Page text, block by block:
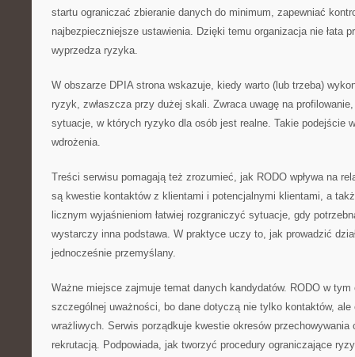
startu ograniczać zbieranie danych do minimum, zapewniać
najbezpieczniejsze ustawienia. Dzięki temu organizacja nie łata
wyprzedza ryzyka.
W obszarze DPIA strona wskazuje, kiedy warto (lub trzeba)
ryzyk, zwłaszcza przy dużej skali. Zwraca uwagę na
sytuacje, w których ryzyko dla osób jest realne. Takie podejście
wdrożenia.
Treści serwisu pomagają też zrozumieć, jak RODO wpływa na
są kwestie kontaktów z klientami i potencjalnymi klientami, a
licznym wyjaśnieniom łatwiej rozgraniczyć sytuacje, gdy
wystarczy inna podstawa. W praktyce uczy to, jak prowadzić
jednocześnie przemyślany.
Ważne miejsce zajmuje temat danych kandydatów. RODO w tym
szczególnej uważności, bo dane dotyczą nie tylko kontaktów,
wrażliwych. Serwis porządkuje kwestie okresów
rekrutacją. Podpowiada, jak tworzyć procedury ograniczające